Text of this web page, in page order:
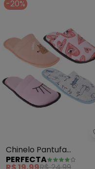
-20%
Chinelo Pantufa
Feminono (Sortida) em
PERFECTA